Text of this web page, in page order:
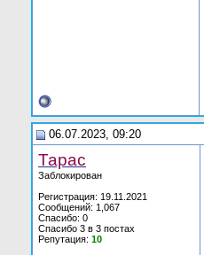
06.07.2023, 09:20
Тарас
Заблокирован
Регистрация: 19.11.2021
Сообщений: 1,067
Спасибо: 0
Спасибо 3 в 3 постах
Репутация: 10